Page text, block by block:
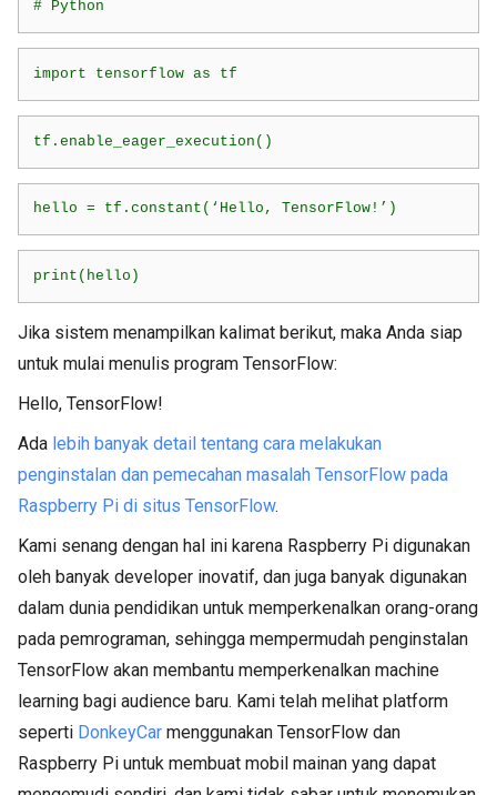
# Python
import tensorflow as tf
tf.enable_eager_execution()
hello = tf.constant(‘Hello, TensorFlow!’)
print(hello)
Jika sistem menampilkan kalimat berikut, maka Anda siap
untuk mulai menulis program TensorFlow:
Hello, TensorFlow!
Ada lebih banyak detail tentang cara melakukan
penginstalan dan pemecahan masalah TensorFlow pada
Raspberry Pi di situs TensorFlow.
Kami senang dengan hal ini karena Raspberry Pi digunakan
oleh banyak developer inovatif, dan juga banyak digunakan
dalam dunia pendidikan untuk memperkenalkan orang-orang
pada pemrograman, sehingga mempermudah penginstalan
TensorFlow akan membantu memperkenalkan machine
learning bagi audience baru. Kami telah melihat platform
seperti DonkeyCar menggunakan TensorFlow dan
Raspberry Pi untuk membuat mobil mainan yang dapat